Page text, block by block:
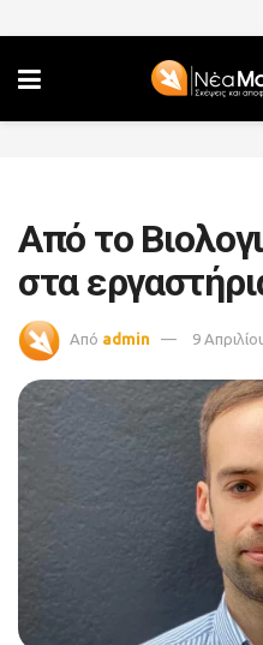
Από το
στα
Από admin 9